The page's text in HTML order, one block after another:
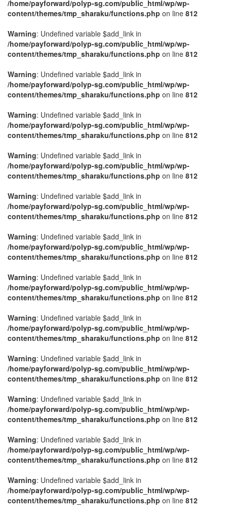
/home/payforward/polyp-sg.com/public_html/wp/wp-
content/themes/tmp_sharaku/functions.php on line 812
Warning: Undefined variable $add_link in
/home/payforward/polyp-sg.com/public_html/wp/wp-
content/themes/tmp_sharaku/functions.php on line 812
Warning: Undefined variable $add_link in
/home/payforward/polyp-sg.com/public_html/wp/wp-
content/themes/tmp_sharaku/functions.php on line 812
Warning: Undefined variable $add_link in
/home/payforward/polyp-sg.com/public_html/wp/wp-
content/themes/tmp_sharaku/functions.php on line 812
Warning: Undefined variable $add_link in
/home/payforward/polyp-sg.com/public_html/wp/wp-
content/themes/tmp_sharaku/functions.php on line 812
Warning: Undefined variable $add_link in
/home/payforward/polyp-sg.com/public_html/wp/wp-
content/themes/tmp_sharaku/functions.php on line 812
Warning: Undefined variable $add_link in
/home/payforward/polyp-sg.com/public_html/wp/wp-
content/themes/tmp_sharaku/functions.php on line 812
Warning: Undefined variable $add_link in
/home/payforward/polyp-sg.com/public_html/wp/wp-
content/themes/tmp_sharaku/functions.php on line 812
Warning: Undefined variable $add_link in
/home/payforward/polyp-sg.com/public_html/wp/wp-
content/themes/tmp_sharaku/functions.php on line 812
Warning: Undefined variable $add_link in
/home/payforward/polyp-sg.com/public_html/wp/wp-
content/themes/tmp_sharaku/functions.php on line 812
Warning: Undefined variable $add_link in
/home/payforward/polyp-sg.com/public_html/wp/wp-
content/themes/tmp_sharaku/functions.php on line 812
Warning: Undefined variable $add_link in
/home/payforward/polyp-sg.com/public_html/wp/wp-
content/themes/tmp_sharaku/functions.php on line 812
Warning: Undefined variable $add_link in
/home/payforward/polyp-sg.com/public_html/wp/wp-
content/themes/tmp_sharaku/functions.php on line 812